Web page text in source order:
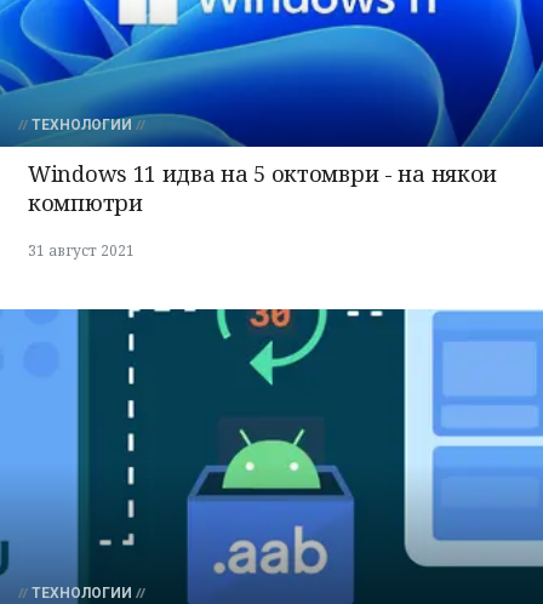
ТЕХНОЛОГИИ
Windows 11 идва на 5 октомври - на някои
компютри
31 август 2021
ТЕХНОЛОГИИ